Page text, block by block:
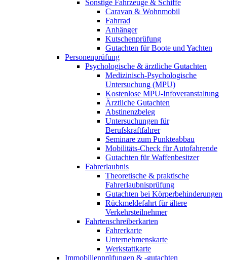
Sonstige Fahrzeuge & Schiffe
Caravan & Wohnmobil
Fahrrad
Anhänger
Kutschenprüfung
Gutachten für Boote und Yachten
Personenprüfung
Psychologische & ärztliche Gutachten
Medizinisch-Psychologische
Untersuchung (MPU)
Kostenlose MPU-Infoveranstaltung
Ärztliche Gutachten
Abstinenzbeleg
Untersuchungen für
Berufskraftfahrer
Seminare zum Punkteabbau
Mobilitäts-Check für Autofahrende
Gutachten für Waffenbesitzer
Fahrerlaubnis
Theoretische & praktische
Fahrerlaubnisprüfung
Gutachten bei Körperbehinderungen
Rückmeldefahrt für ältere
Verkehrsteilnehmer
Fahrtenschreiberkarten
Fahrerkarte
Unternehmenskarte
Werkstattkarte
Immobilienprüfungen & -gutachten